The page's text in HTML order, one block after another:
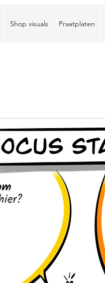
Shop visuals Praatplaten